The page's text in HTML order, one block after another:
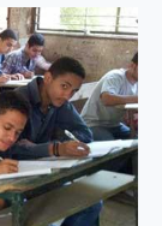
كيف
تخلف
التعليم
في
مصر؟